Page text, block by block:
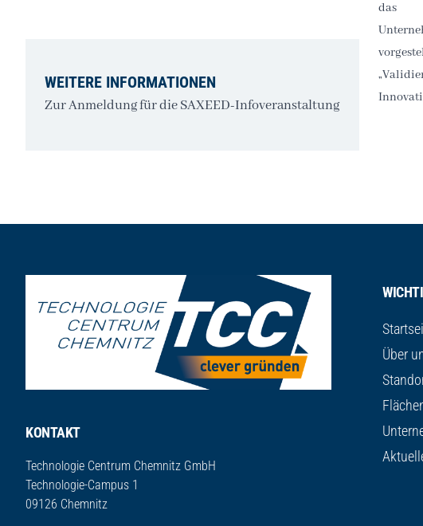
das
WEITERE INFORMATIONEN
Zur Anmeldung für die SAXEED-Infoveranstaltung
KONTAKT
Technologie Centrum Chemnitz GmbH
Technologie-Campus 1
09126 Chemnitz
Über